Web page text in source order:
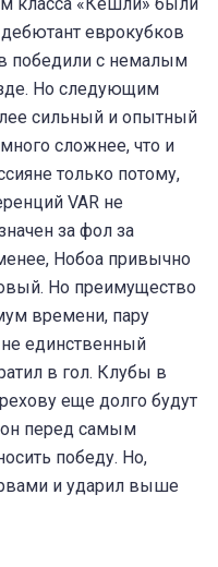
еврокубков
победили с немалым
Но следующим
сильный и опытный
сложнее, что и
только потому,
VAR не
за фол за
Нобоа привычно
Но преимущество
времени, пару
единственный
в гол. Клубы в
еще долго будут
он перед самым
победу. Но,
и ударил выше